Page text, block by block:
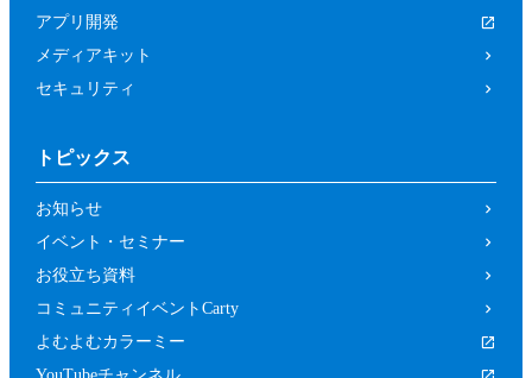
アプリ開発
メディアキット
セキュリティ
トピックス
お知らせ
イベント・セミナー
お役立ち資料
コミュニティイベントCarty
よむよむカラーミー